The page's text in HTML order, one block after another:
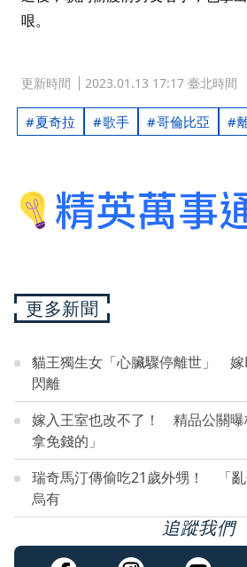
哏。
更新時間 2023.01.13 17:17 臺北時間
夏奇拉 歌手 哥倫比亞
更多新聞
貓王獨生女「心臟驟停離世」 嫁
閃離
嫁入王室也改不了！ 精品公關曝
拿免錢的」
瑞奇馬汀傳偷吃21歲外甥！ 「
烏有
追蹤我們